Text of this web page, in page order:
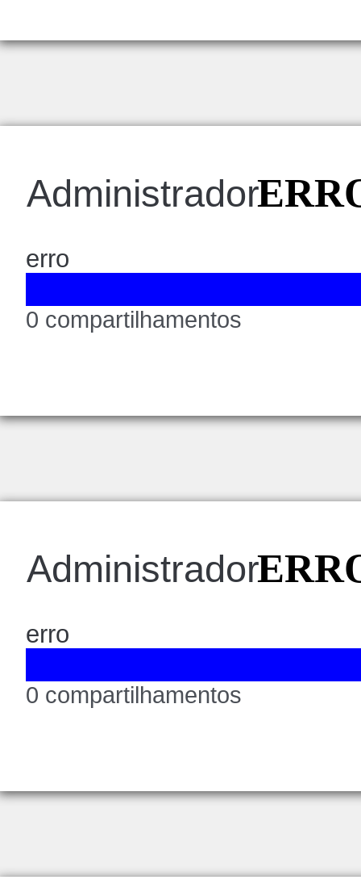
Administrador
erro
0 compartilhamentos
Administrador
erro
0 compartilhamentos